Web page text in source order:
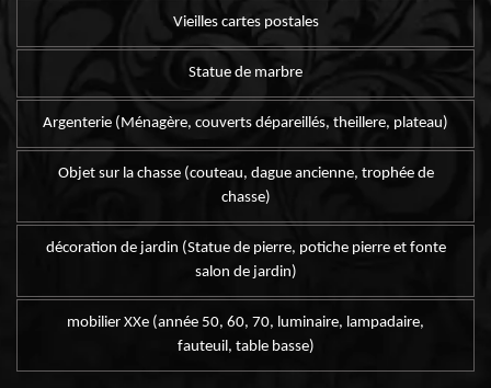
Vieilles cartes postales
Statue de marbre
Argenterie (Ménagère, couverts dépareillés, theillere, plateau)
Objet sur la chasse (couteau, dague ancienne, trophée de
chasse)
décoration de jardin (Statue de pierre, potiche pierre et fonte
salon de jardin)
mobilier XXe (année 50, 60, 70, luminaire, lampadaire,
fauteuil, table basse)